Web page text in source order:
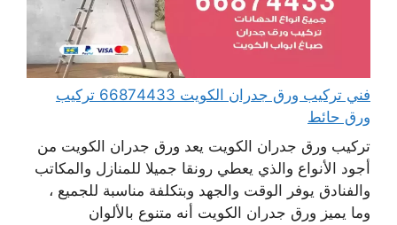
فني تركيب ورق جدران الكويت 66874433 تركيب
ورق حائط
تركيب ورق جدران الكويت يعد ورق جدران الكويت من
أجود الأنواع والذي يعطي رونقا جميلا للمنازل والمكاتب
والفنادق يوفر الوقت والجهد وبتكلفة مناسبة للجميع ،
وما يميز ورق جدران الكويت أنه متنوع بالألوان